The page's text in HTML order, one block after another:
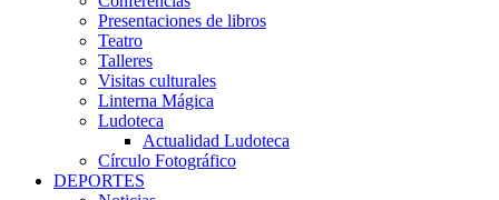
Presentaciones de libros
Teatro
Talleres
Visitas culturales
Linterna Mágica
Ludoteca
Actualidad Ludoteca
Círculo Fotográfico
DEPORTES